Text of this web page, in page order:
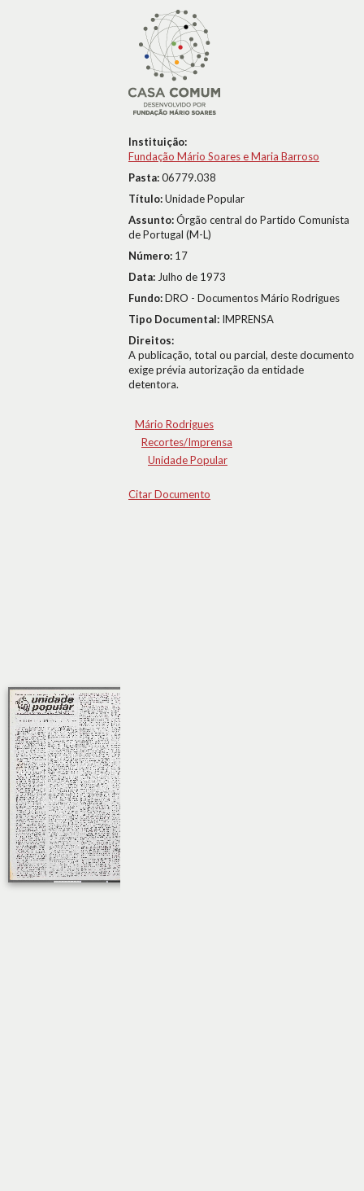
Instituição:
Fundação Mário Soares e Maria Barroso
Pasta:06779.038
Título:Unidade Popular
Assunto:Órgão central do Partido Comunista
de Portugal (M-L)
Número: 17
Data: Julho de 1973
Fundo:DRO - Documentos Mário Rodrigues
Tipo Documental: IMPRENSA
Direitos:
A publicação, total ou parcial, deste documento
exige prévia autorização da entidade
detentora.
Mário Rodrigues
Recortes/Imprensa
Unidade Popular
Citar Documento